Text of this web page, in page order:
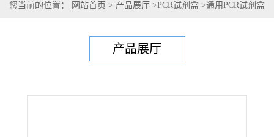
您当前的位置： 网站首页 > 产品展厅 >PCR试剂盒 >通用PCR试剂盒
产品展厅